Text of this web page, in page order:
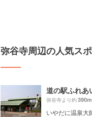
弥谷寺周辺の人気ス
道の駅ふれあ
弥谷寺より約390m
いやだに温泉大